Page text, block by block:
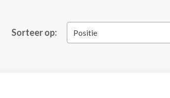
Sorteer op: Positie